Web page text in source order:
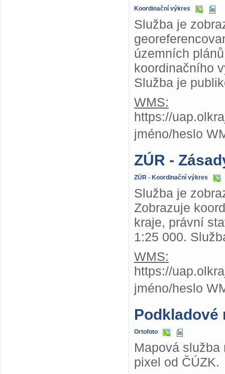
Koordinační výkres
Služba je
územních
koordinačního
Služba je
WMS:
https://
jméno/heslo
ZÚR -
ZÚR - Koordinační výkres
Služba je
Zobrazuje
kraje, právní
1:25 000.
WMS:
https://
jméno/heslo
Podkladové
Ortofoto
Mapová
pixel od ČÚZK.